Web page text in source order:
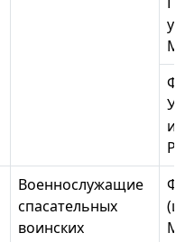
Военнослужащие
спасательных
воинских